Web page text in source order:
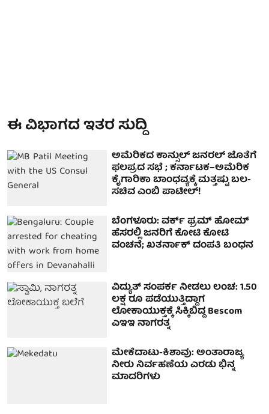
ಈ ವಿಭಾಗದ ಇತರ ಸುದ್ದಿ
ಅಮೆರಿಕದ ಕಾನ್ಸುಲ್ ಜನರಲ್ ಜೊತೆಗೆ
ಫಲಪ್ರದ ಸಭೆ ; ಕರ್ನಾಟಕ–ಅಮೆರಿಕ
ಕೈಗಾರಿಕಾ ಬಾಂಧವ್ಯಕ್ಕೆ ಮತ್ತಷ್ಟು ಬಲ-
ಸಚಿವ ಎಂಬಿ ಪಾಟೀಲ್!
ಬೆಂಗಳೂರು: ವರ್ಕ್ ಫ್ರಮ್ ಹೋಮ್
ಹೆಸರಲ್ಲಿ ಜನರಿಗೆ ಕೋಟಿ ಕೋಟಿ
ವಂಚನೆ; ಖತರ್ನಾಕ್ ದಂಪತಿ ಬಂಧನ
ವಿದ್ಯುತ್ ಸಂಪರ್ಕ ನೀಡಲು ಲಂಚ: 1.50
ಲಕ್ಷ ರೂ ಪಡೆಯುತ್ತಿದ್ದಾಗ
ಲೋಕಾಯುಕ್ತಕ್ಕೆ ಸಿಕ್ಕಿಬಿದ್ದ Bescom
ಎಇಇ ನಾಗರತ್ನ
ಮೇಕೆದಾಟು-ಕಿಶಾವು: ಅಂತಾರಾಜ್ಯ
ನೀರು ನಿರ್ವಹಣೆಯ ಎರಡು ಭಿನ್ನ
ಮಾದರಿಗಳು